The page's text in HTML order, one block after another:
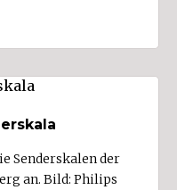
Senderskalen der
an. Bild: Philips